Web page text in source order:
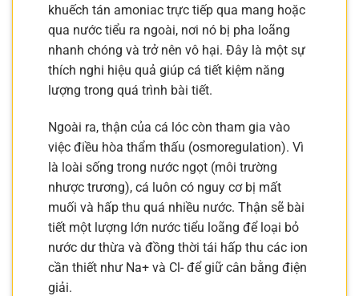
khuếch tán amoniac trực tiếp qua mang hoặc
qua nước tiểu ra ngoài, nơi nó bị pha loãng
nhanh chóng và trở nên vô hại. Đây là một sự
thích nghi hiệu quả giúp cá tiết kiệm năng
lượng trong quá trình bài tiết.
Ngoài ra, thận của cá lóc còn tham gia vào
việc điều hòa thẩm thấu (osmoregulation). Vì
là loài sống trong nước ngọt (môi trường
nhược trương), cá luôn có nguy cơ bị mất
muối và hấp thu quá nhiều nước. Thận sẽ bài
tiết một lượng lớn nước tiểu loãng để loại bỏ
nước dư thừa và đồng thời tái hấp thu các ion
cần thiết như Na+ và Cl- để giữ cân bằng điện
giải.